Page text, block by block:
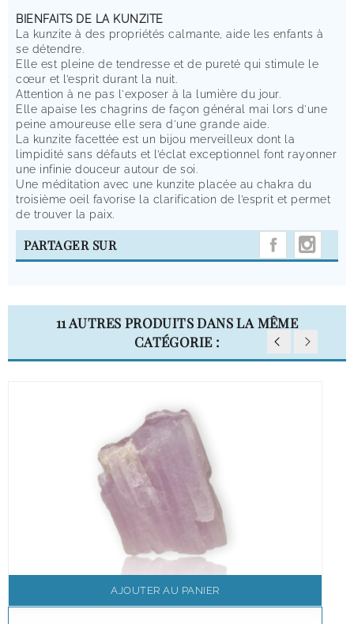
BIENFAITS DE LA KUNZITE
La kunzite à des propriétés calmante, aide les enfants à
se détendre.
Elle est pleine de tendresse et de pureté qui stimule le
cœur et l’esprit durant la nuit.
Attention à ne pas l'exposer à la lumière du jour.
Elle apaise les chagrins de façon général mai lors d'une
peine amoureuse elle sera d'une grande aide.
La kunzite facettée est un bijou merveilleux dont la
limpidité sans défauts et l’éclat exceptionnel font rayonner
une infinie douceur autour de soi.
Une méditation avec une kunzite placée au chakra du
troisième oeil favorise la clarification de l’esprit et permet
de trouver la paix.
PARTAGER SUR
11 AUTRES PRODUITS DANS LA MÊME
CATÉGORIE :
AJOUTER AU PANIER